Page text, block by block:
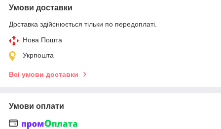
Умови доставки
Доставка здійснюється тільки по передоплаті.
Нова Пошта
Укрпошта
Всі умови доставки
Умови оплати